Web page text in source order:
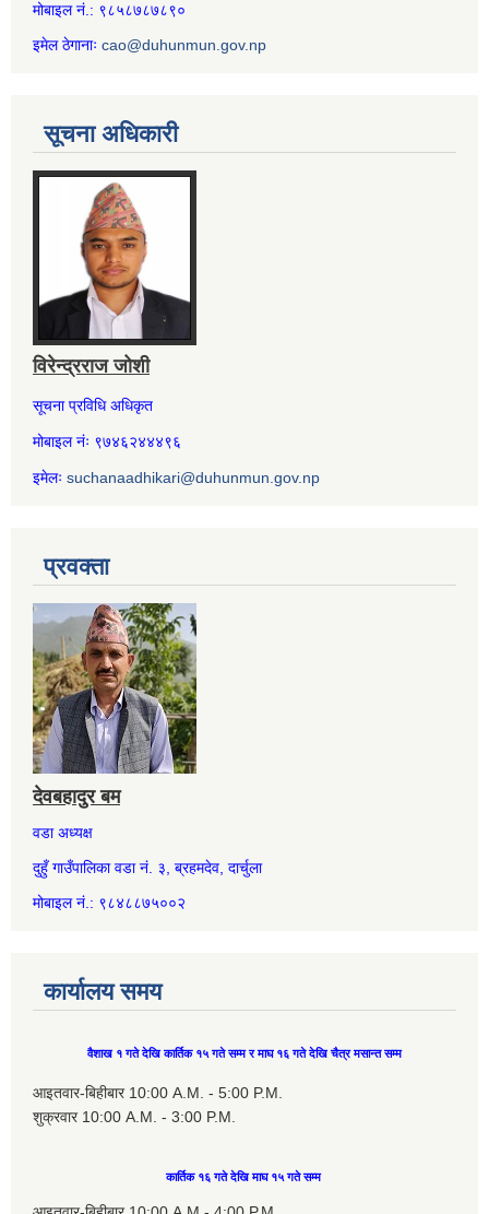
मोबाइल नं.: ९८५८७८७८९०
इमेल ठेगानाः cao@duhunmun.gov.np
सूचना अधिकारी
विरेन्द्रराज जोशी
सूचना प्रविधि अधिकृत
मोबाइल नंः ९७४६२४४४९६
इमेलः suchanaadhikari@duhunmun.gov.np
प्रवक्ता
देवबहादुर बम
वडा अध्यक्ष
दुहुँ गाउँपालिका वडा नं. ३, ब्रहमदेव, दार्चुला
मोबाइल नं.: ९८४८८७५००२
कार्यालय समय
वैशाख १ गते देखि कार्तिक १५ गते सम्म र माघ १६ गते देखि चैत्र मसान्त सम्म
आइतवार-बिहीबार 10:00 A.M. - 5:00 P.M.
शुक्रवार 10:00 A.M. - 3:00 P.M.
कार्तिक १६ गते देखि माघ १५ गते सम्म